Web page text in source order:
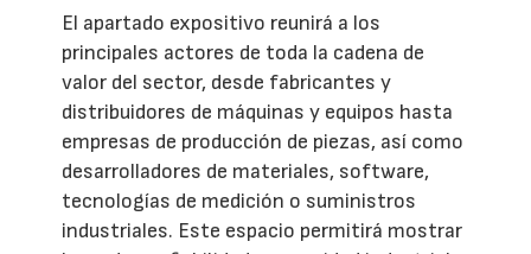
El apartado expositivo reunirá a los
principales actores de toda la cadena de
valor del sector, desde fabricantes y
distribuidores de máquinas y equipos hasta
empresas de producción de piezas, así como
desarrolladores de materiales, software,
tecnologías de medición o suministros
industriales. Este espacio permitirá mostrar